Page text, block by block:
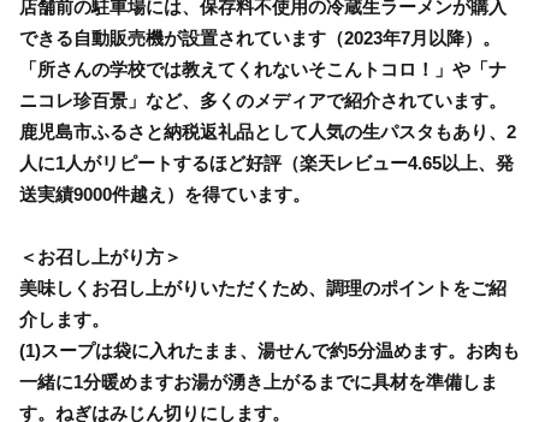
店舗前の駐車場には、保存料不使用の冷蔵生ラーメンが購入
できる自動販売機が設置されています（2023年7月以降）。
「所さんの学校では教えてくれないそこんトコロ！」や「ナ
ニコレ珍百景」など、多くのメディアで紹介されています。
鹿児島市ふるさと納税返礼品として人気の生パスタもあり、2
人に1人がリピートするほど好評（楽天レビュー4.65以上、発
送実績9000件越え）を得ています。
＜お召し上がり方＞
美味しくお召し上がりいただくため、調理のポイントをご紹
介します。
(1)スープは袋に入れたまま、湯せんで約5分温めます。お肉も
一緒に1分暖めますお湯が湧き上がるまでに具材を準備しま
す。ねぎはみじん切りにします。